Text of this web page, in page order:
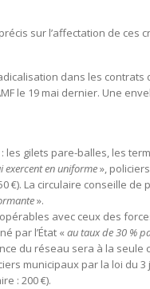
sur l’affectation de ces
dans les
le 19 mai dernier. Une
les gilets pare-balles, les
exercent en uniforme»,
La circulaire conseille de
».
avec ceux des
par l’État « au taux de 30 %
du réseau sera à la seule
municipaux par la loi du 3
: 200 €).